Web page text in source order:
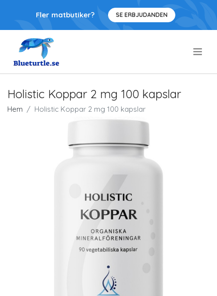
Fler matbutiker? SE ERBJUDANDEN
Holistic Koppar 2 mg 100 kapslar
Hem Holistic Koppar 2 mg 100 kapslar